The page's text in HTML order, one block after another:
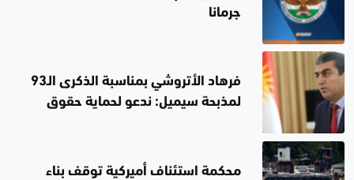
جرمانا
فرهاد الأتروشي بمناسبة الذكرى الـ93
لمذبحة سيميل: ندعو لحماية حقوق
محكمة استئناف أميركية توقف بناء